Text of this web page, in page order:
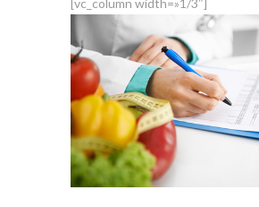
[vc_column width=»1/3″]